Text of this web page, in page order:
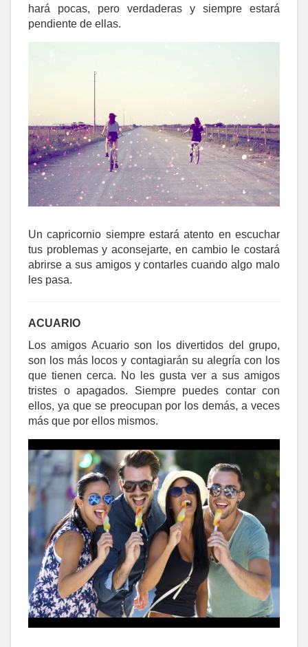
hará pocas, pero verdaderas y siempre estará
pendiente de ellas.
Un capricornio siempre estará atento en escuchar
tus problemas y aconsejarte, en cambio le costará
abrirse a sus amigos y contarles cuando algo malo
les pasa.
ACUARIO
Los amigos Acuario son los divertidos del grupo,
son los más locos y contagiarán su alegría con los
que tienen cerca. No les gusta ver a sus amigos
tristes o apagados. Siempre puedes contar con
ellos, ya que se preocupan por los demás, a veces
más que por ellos mismos.